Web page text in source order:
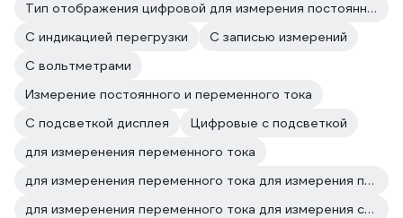
Тип отображения цифровой для измерения постоянного тока
C индикацией перегрузки
С записью измерений
С вольтметрами
Измерение постоянного и переменного тока
С подсветкой дисплея
Цифровые с подсветкой
для измеренения переменного тока
для измеренения переменного тока для измерения постоянного и переменного напряжения
для измеренения переменного тока для измерения сопротивления